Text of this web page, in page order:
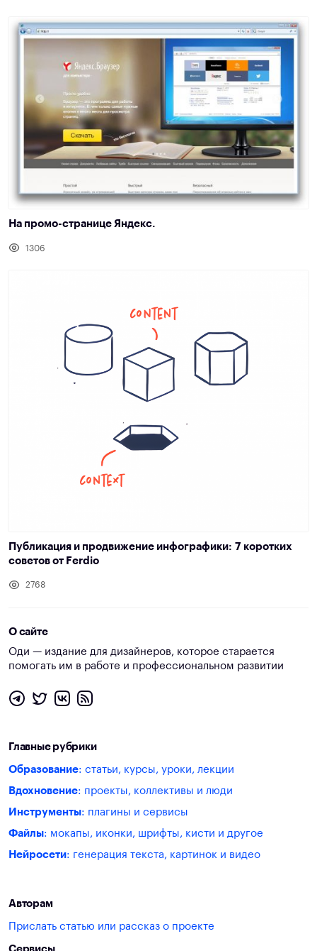
На промо-странице Яндекс.
1306
Публикация и продвижение инфографики: 7 коротких
советов от Ferdio
2768
О сайте
Оди — издание для дизайнеров, которое старается
помогать им в работе и профессиональном развитии
Главные рубрики
Образование: статьи, курсы, уроки, лекции
Вдохновение: проекты, коллективы и люди
Инструменты: плагины и сервисы
Файлы: мокапы, иконки, шрифты, кисти и другое
Нейросети: генерация текста, картинок и видео
Авторам
Прислать статью или рассказ о проекте